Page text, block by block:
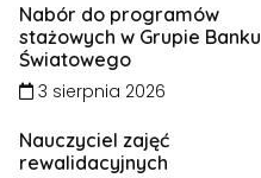
Nabór do programów
stażowych w Grupie Banku
Światowego
3 sierpnia 2026
Nauczyciel zajęć
rewalidacyjnych